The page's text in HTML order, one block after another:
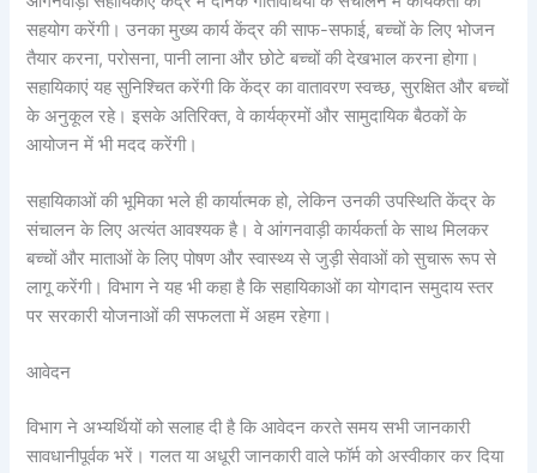
सहयोग करेंगी। उनका मुख्य कार्य केंद्र की साफ-सफाई, बच्चों के लिए भोजन
तैयार करना, परोसना, पानी लाना और छोटे बच्चों की देखभाल करना होगा।
सहायिकाएं यह सुनिश्चित करेंगी कि केंद्र का वातावरण स्वच्छ, सुरक्षित और बच्चों
के अनुकूल रहे। इसके अतिरिक्त, वे कार्यक्रमों और सामुदायिक बैठकों के
आयोजन में भी मदद करेंगी।
सहायिकाओं की भूमिका भले ही कार्यात्मक हो, लेकिन उनकी उपस्थिति केंद्र के
संचालन के लिए अत्यंत आवश्यक है। वे आंगनवाड़ी कार्यकर्ता के साथ मिलकर
बच्चों और माताओं के लिए पोषण और स्वास्थ्य से जुड़ी सेवाओं को सुचारू रूप से
लागू करेंगी। विभाग ने यह भी कहा है कि सहायिकाओं का योगदान समुदाय स्तर
पर सरकारी योजनाओं की सफलता में अहम रहेगा।
आवेदन
विभाग ने अभ्यर्थियों को सलाह दी है कि आवेदन करते समय सभी जानकारी
सावधानीपूर्वक भरें। गलत या अधूरी जानकारी वाले फॉर्म को अस्वीकार कर दिया